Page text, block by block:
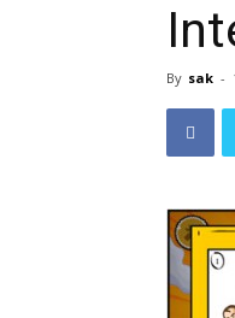
By sak -